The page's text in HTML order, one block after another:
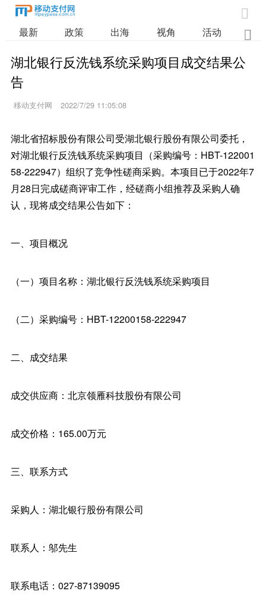

最新 政策 出海 视角 活动 业

湖北银行反洗钱系统采购项目成交结果公
告
移动支付网 2022/7/29 11:05:08
湖北省招标股份有限公司受湖北银行股份有限公司委托，
对湖北银行反洗钱系统采购项目（采购编号：HBT-122001
58-222947）组织了竞争性磋商采购。本项目已于2022年7
月28日完成磋商评审工作，经磋商小组推荐及采购人确
认，现将成交结果公告如下：
一、项目概况
（一）项目名称：湖北银行反洗钱系统采购项目
（二）采购编号：HBT-12200158-222947
二、成交结果
成交供应商：北京领雁科技股份有限公司
成交价格：165.00万元
三、联系方式
采购人：湖北银行股份有限公司
联系人：邬先生
联系电话：027-87139095